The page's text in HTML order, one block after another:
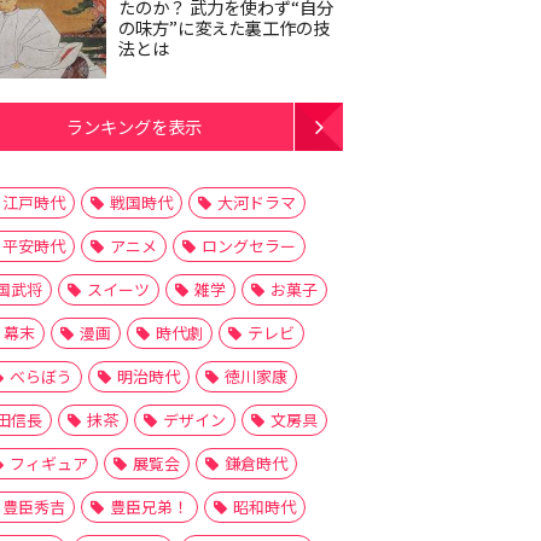
たのか？ 武力を使わず“自分
の味方”に変えた裏工作の技
法とは
ランキングを表示
江戸時代 戦国時代
大河ドラマ
平安時代
アニメ
ロングセラー
武将
スイーツ 雑学
お菓子
幕末
漫画 時代劇
テレビ
べらぼう
明治時代
徳川家康
信長
抹茶 デザイン
文房具
フィギュア
展覧会
鎌倉時代
豊臣秀吉
豊臣兄弟！
昭和時代